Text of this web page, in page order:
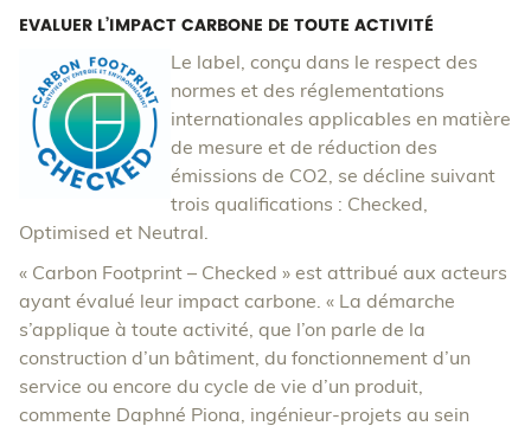
EVALUER L’IMPACT CARBONE DE TOUTE ACTIVITÉ
Le label, conçu dans le respect des
normes et des réglementations
internationales applicables en matière
de mesure et de réduction des
émissions de CO2, se décline suivant
trois qualifications : Checked,
Optimised et Neutral.
« Carbon Footprint – Checked » est attribué aux acteurs
ayant évalué leur impact carbone. « La démarche
s’applique à toute activité, que l’on parle de la
construction d’un bâtiment, du fonctionnement d’un
service ou encore du cycle de vie d’un produit,
commente Daphné Piona, ingénieur-projets au sein